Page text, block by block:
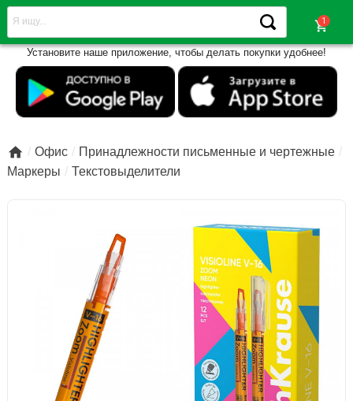
shopping_cart
Установите наше приложение, чтобы делать покупки удобнее!
 Офис
Принадлежности письменные и чертежные
Маркеры
Текстовыделители